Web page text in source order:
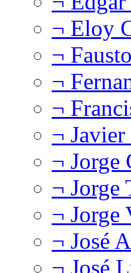
¬ Eloy
¬
¬
¬
¬ Javier
¬ Jorge
¬ Jorge
¬ Jorge
¬ José
¬ José